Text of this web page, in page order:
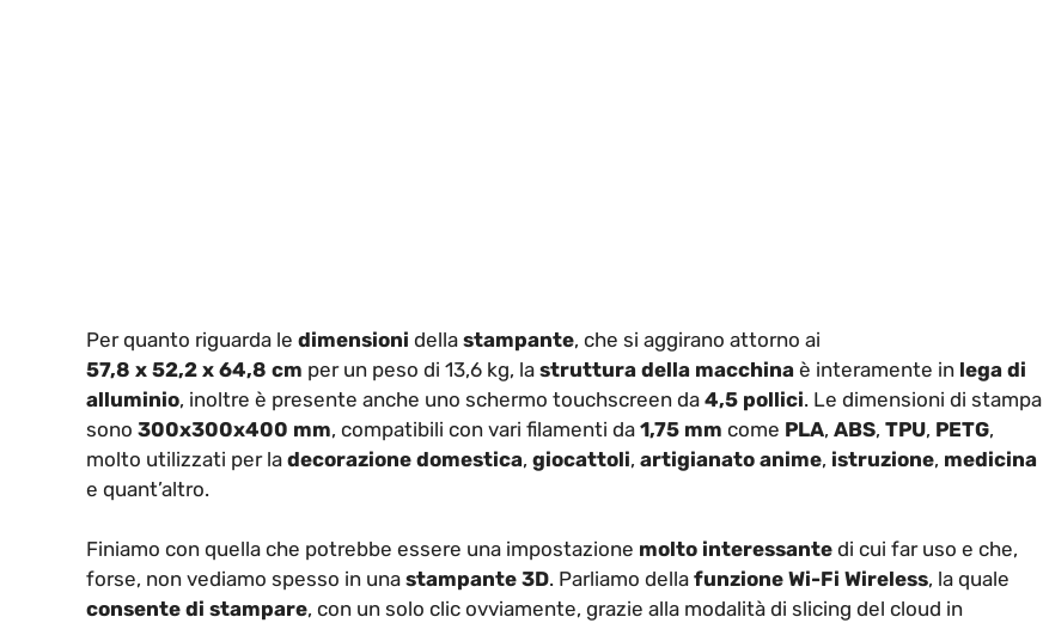
Per quanto riguarda le dimensioni della stampante, che si aggirano attorno ai
57,8 x 52,2 x 64,8 cm per un peso di 13,6 kg, la struttura della macchina è interamente in lega di
alluminio, inoltre è presente anche uno schermo touchscreen da 4,5 pollici. Le dimensioni di stampa
sono 300x300x400 mm, compatibili con vari filamenti da 1,75 mm come PLA, ABS, TPU, PETG,
molto utilizzati per la decorazione domestica, giocattoli, artigianato anime, istruzione, medicina
e quant’altro.
Finiamo con quella che potrebbe essere una impostazione molto interessante di cui far uso e che,
forse, non vediamo spesso in una stampante 3D. Parliamo della funzione Wi-Fi Wireless, la quale
consente di stampare, con un solo clic ovviamente, grazie alla modalità di slicing del cloud in